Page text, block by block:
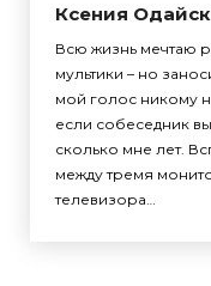
Ксения
Всю жизнь мечтаю
мультики – но
мой голос никому
если собеседник
сколько мне лет.
между тремя
телевизора…